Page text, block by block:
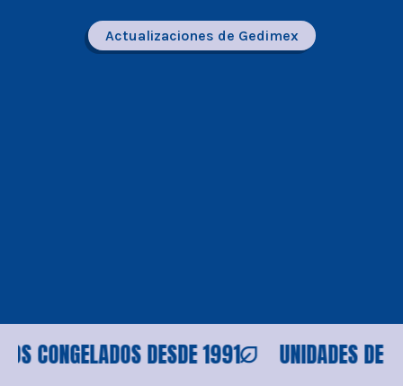
Actualizaciones de Gedimex
DESDE 1991 UNIDADES DE